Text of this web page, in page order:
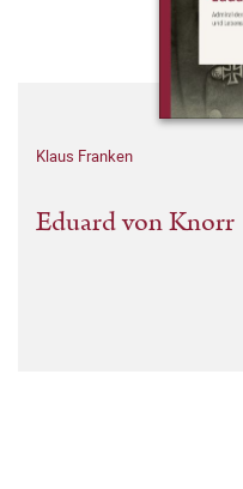
Klaus Franken
Eduard von Knorr